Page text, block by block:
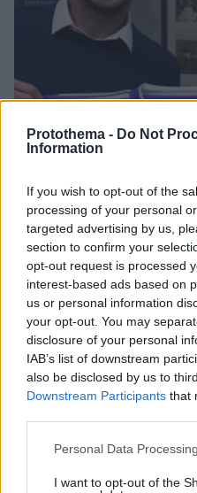
Protothema - Do Not
Information
If you wish to opt-out of the
processing of your personal
targeted advertising by us,
section to confirm your
opt-out request is processed
interest-based ads based on
us or personal information
your opt-out. You may
disclosure of your personal
IAB’s list of downstream
also be disclosed by us to
Downstream Participants that
Please note that this website/
not limited to your visit or
Personal Data
I want to opt-out of the
Ηχητικό ντοκουμέντο: Τα
Σάλα πριν χαθεί το